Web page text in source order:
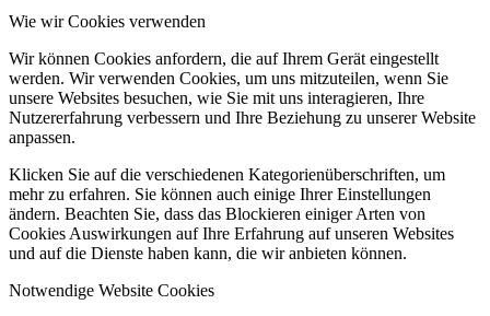
Wie wir Cookies verwenden
Wir können Cookies anfordern, die auf Ihrem Gerät eingestellt
werden. Wir verwenden Cookies, um uns mitzuteilen, wenn Sie
unsere Websites besuchen, wie Sie mit uns interagieren, Ihre
Nutzererfahrung verbessern und Ihre Beziehung zu unserer Website
anpassen.
Klicken Sie auf die verschiedenen Kategorienüberschriften, um
mehr zu erfahren. Sie können auch einige Ihrer Einstellungen
ändern. Beachten Sie, dass das Blockieren einiger Arten von
Cookies Auswirkungen auf Ihre Erfahrung auf unseren Websites
und auf die Dienste haben kann, die wir anbieten können.
Notwendige Website Cookies